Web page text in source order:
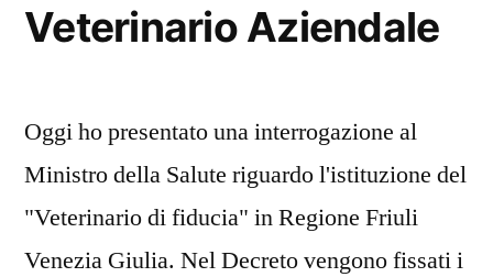
Veterinario Aziendale
Oggi ho presentato una interrogazione al
Ministro della Salute riguardo l'istituzione del
"Veterinario di fiducia" in Regione Friuli
Venezia Giulia. Nel Decreto vengono fissati i